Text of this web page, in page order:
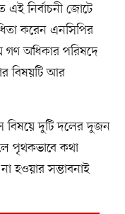
এই নির্বাচনী জোটে
করেন এনসিপির
গণ অধিকার পরিষদে
বিষয়টি আর
বিষয়ে দুটি দলের দুজন
পৃথকভাবে কথা
হওয়ার সম্ভাবনাই